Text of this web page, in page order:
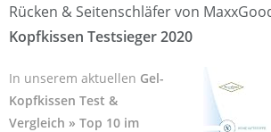
Rücken & Seitenschläfer von
Kopfkissen Testsieger 2020
In unserem aktuellen Gel-
Kopfkissen Test &
Vergleich » Top 10 im